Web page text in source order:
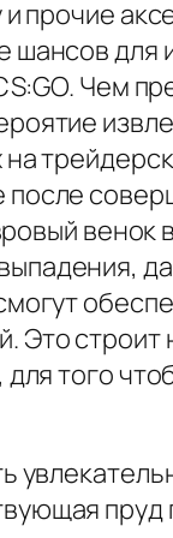
прочие
для
Чем
того